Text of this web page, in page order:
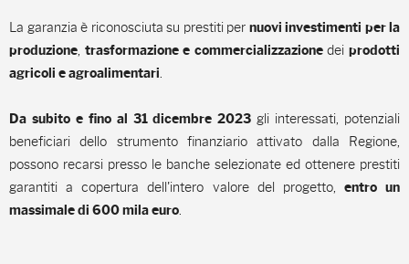
La garanzia è riconosciuta su prestiti per nuovi investimenti per la
produzione, trasformazione e commercializzazionedeiprodotti
agricoli e agroalimentari.
Da subito e fino al 31 dicembre 2023 gli interessati, potenziali
beneficiari dello strumento finanziario attivato dalla Regione,
possono recarsi presso le banche selezionate ed ottenere prestiti
garantiti a copertura dell'intero valore del progetto, entro un
massimale di 600 mila euro.